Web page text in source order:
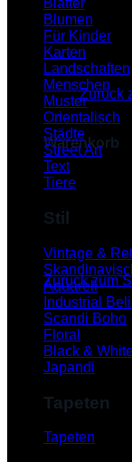
Es
Zurück
Warenkorb
Es befinden
Zurück zum
Blätter
Blumen
Für Kinder
Karten
Landschaften
Menschen
Muster
Orientalisch
Städte
Street Art
Text
Tiere
Stil
Vintage &
Aquarell
Industrial
Scandi Boho
Floral
Black &
Japandi
Tapeten
Tapeten